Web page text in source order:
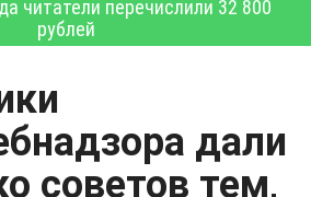
читатели перечислили 32 800
рублей
дали
советов тем,